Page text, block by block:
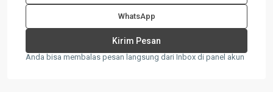
WhatsApp
Anda bisa membalas pesan langsung dari Inbox di panel akun